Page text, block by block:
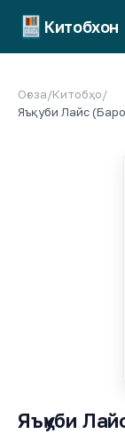
Китобхон
Оғоза/Китобҳо/
Яъқуби Лайс
Яъқуби